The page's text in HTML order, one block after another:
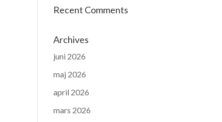
Recent Comments
Archives
juni 2026
maj 2026
april 2026
mars 2026